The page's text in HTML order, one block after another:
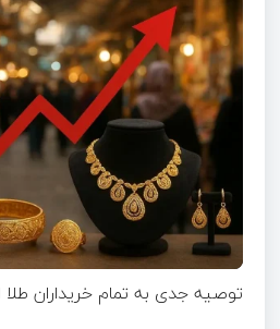
توصیه جدی به تمام خریداران طلا